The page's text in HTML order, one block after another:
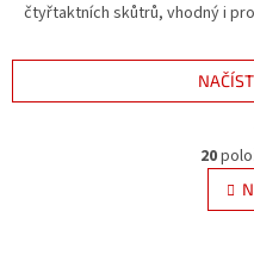
5
čtyřtaktních skůtrů, vhodný i
20